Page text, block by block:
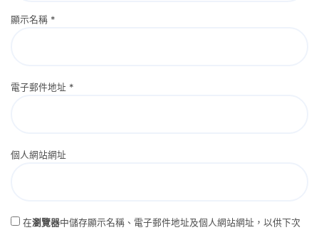
顯示名稱 *
電子郵件地址 *
個人網站網址
在瀏覽器中儲存顯示名稱、電子郵件地址及個人網站網址，以供下次